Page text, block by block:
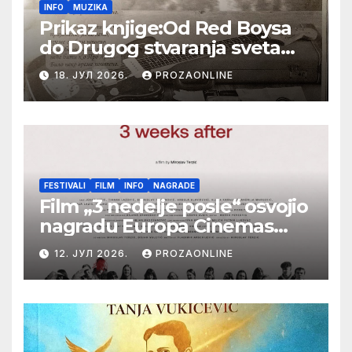
INFO MUZIKA
Prikaz knjige:Od Red Boysa
do Drugog stvaranja sveta
(bilo neko vreme pošteno)
(autor- Zlatomira Sremca,
Botoš 2022. godine,
samizdat)
18. ЈУЛ 2026. PROZAONLINE
FESTIVALI FILM INFO NAGRADE
Film „3 nedelje posle“ osvojio
nagradu Europa Cinemas
Label na Filmskom festivalu
u Karlovim Varima
12. ЈУЛ 2026. PROZAONLINE